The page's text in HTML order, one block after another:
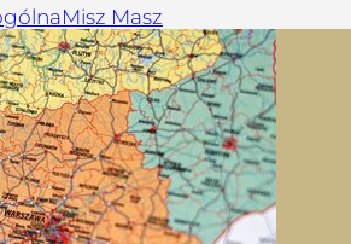
Misz Masz